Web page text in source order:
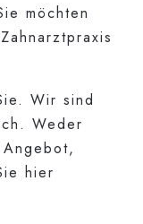
möchten
Wir sind
Weder
hier